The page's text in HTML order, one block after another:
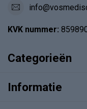
KVK nummer:
Categorieën
Informatie